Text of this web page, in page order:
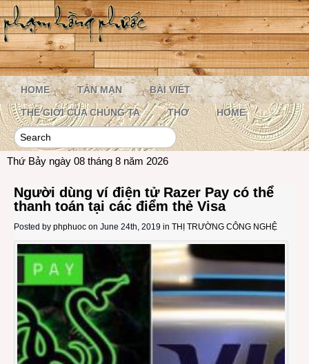
HOME TẢN MẠN BÀI VIẾT
THẾ GIỚI CỦA CHÚNG TA THƠ HOME
Thứ Bảy ngày 08 tháng 8 năm 2026
Người dùng ví điện tử Razer Pay có thể
thanh toán tại các điểm thẻ Visa
Posted by phphuoc on June 24th, 2019 in THỊ TRƯỜNG CÔNG NGHỆ